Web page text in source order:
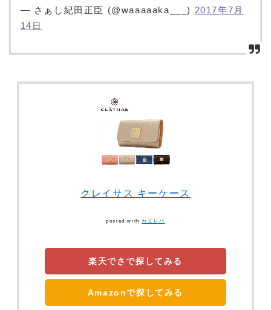
— さぁし紀田正臣 (@waaaaaka___) 2017年7月
14日
クレイサス キーケース
posted with カエレバ
楽天でさで探してみる
Amazonで探してみる